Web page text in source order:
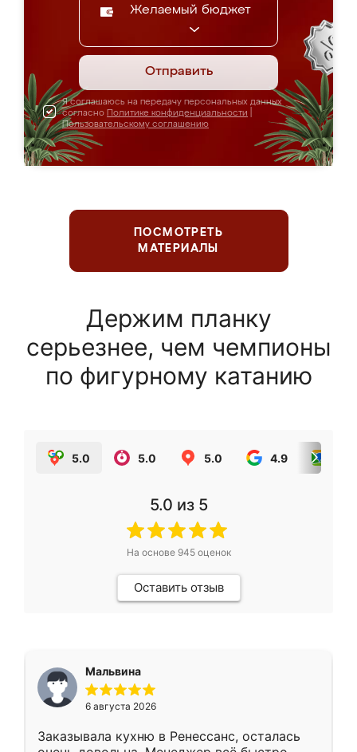
Желаемый бюджет
Отправить
Я соглашаюсь на передачу персональных данных
согласно Политике конфиденциальности
Пользовательскому соглашению
ПОСМОТРЕТЬ
МАТЕРИАЛЫ
Держим планку
серьезнее, чем чемпионы
по фигурному катанию
5.0 5.0 5.0 4.9
5.0 из 5
На основе 945оценок
Оставить отзыв
Мальвина
6 августа 2026
Заказывала кухню в Ренессанс, осталась